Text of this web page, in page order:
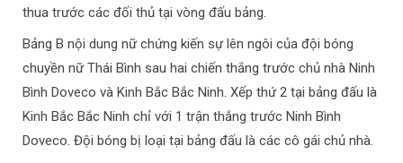
thua trước các đối thủ tại vòng đấu bảng.
Bảng B nội dung nữ chứng kiến sự lên ngôi của đội bóng
chuyền nữ Thái Bình sau hai chiến thắng trước chủ nhà Ninh
Bình Doveco và Kinh Bắc Bắc Ninh. Xếp thứ 2 tại bảng đấu là
Kinh Bắc Bắc Ninh chỉ với 1 trận thắng trước Ninh Bình
Doveco. Đội bóng bị loại tại bảng đấu là các cô gái chủ nhà.